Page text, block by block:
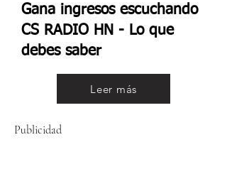
Gana ingresos escuchando
CS RADIO HN - Lo que
debes saber
Leer más
Publicidad